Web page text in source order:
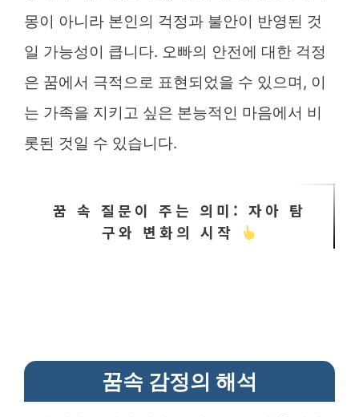
몽이 아니라 본인의 걱정과 불안이 반영된 것
일 가능성이 큽니다. 오빠의 안전에 대한 걱정
은 꿈에서 극적으로 표현되었을 수 있으며, 이
는 가족을 지키고 싶은 본능적인 마음에서 비
롯된 것일 수 있습니다.
꿈 속 질문이 주는 의미: 자아 탐
구와 변화의 시작
꿈속 감정의 해석